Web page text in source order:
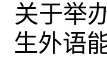
关于举
生外语